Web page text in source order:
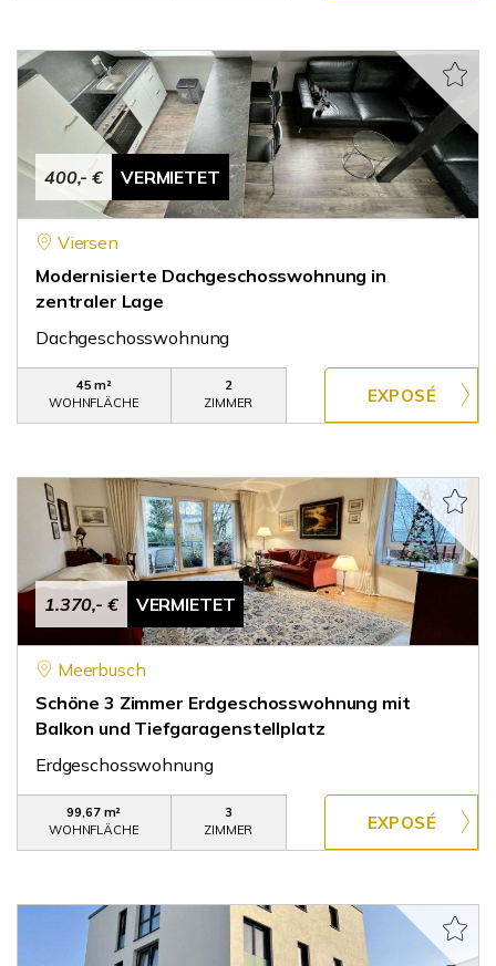
400,- € VERMIETET
Viersen
Modernisierte Dachgeschosswohnung in
zentraler Lage
Dachgeschosswohnung
45 m²
WOHNFLÄCHE
2
ZIMMER
1.370,- € VERMIETET
Meerbusch
Schöne 3 Zimmer Erdgeschosswohnung mit
Balkon und Tiefgaragenstellplatz
Erdgeschosswohnung
99,67 m²
WOHNFLÄCHE
3
ZIMMER